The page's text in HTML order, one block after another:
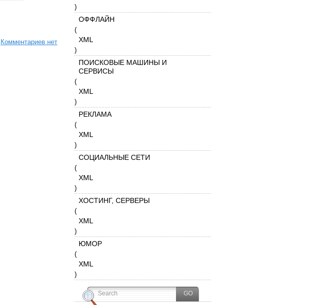
Комментариев нет
)
ОФФЛАЙН
(
XML
)
ПОИСКОВЫЕ МАШИНЫ И
СЕРВИСЫ
(
XML
)
РЕКЛАМА
(
XML
)
СОЦИАЛЬНЫЕ СЕТИ
(
XML
)
ХОСТИНГ, СЕРВЕРЫ
(
XML
)
ЮМОР
(
XML
)